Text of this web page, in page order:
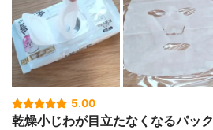
5.00
乾燥小じわが目立たなくなるパック